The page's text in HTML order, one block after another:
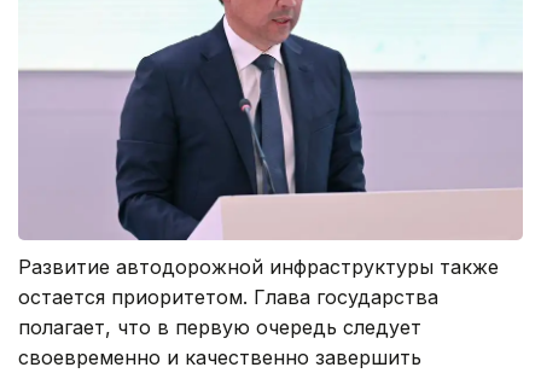
Развитие автодорожной инфраструктуры также
остается приоритетом. Глава государства
полагает, что в первую очередь следует
своевременно и качественно завершить